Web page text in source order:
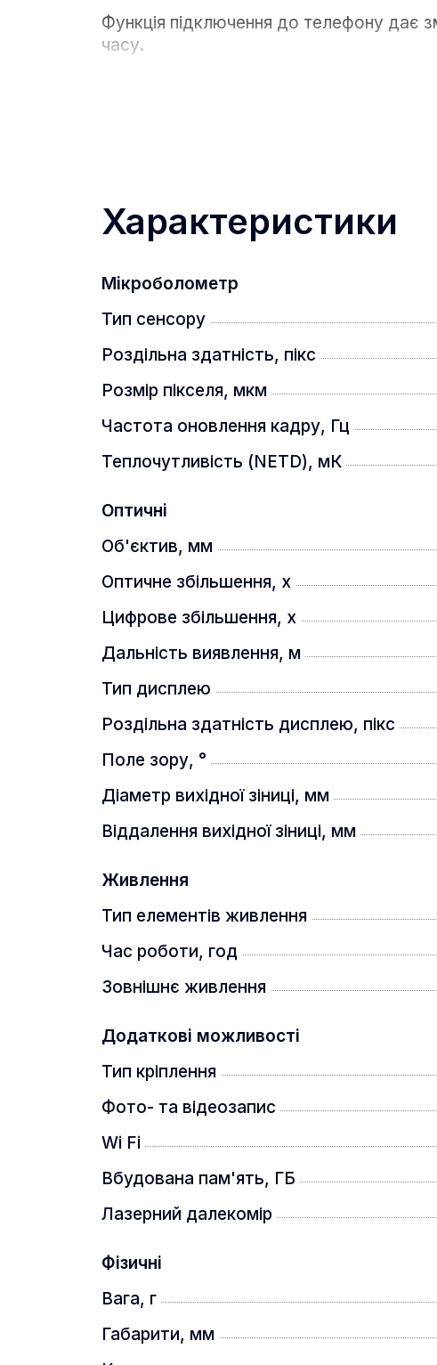
Функція підключення до телефону дає
часу.
дикою природою, рятувальні операції,
Далекомір із балістичним
Двофокальний об'єктив (моделі 360,
Для виявлення можна використовувати
Автоматична пристрілка
Характеристики
Мікроболометр
Тип сенсору
Роздільна здатність, пікс
Розмір пікселя, мкм
Частота оновлення кадру, Гц
Теплочутливість (NETD), мК
Оптичні
Об'єктив, мм
Оптичне збільшення, x
Цифрове збільшення, x
Дальність виявлення, м
Тип дисплею
Роздільна здатність дисплею, пікс
Поле зору, °
Діаметр вихідної зіниці, мм
Віддалення вихідної зіниці, мм
Живлення
Тип елементів живлення
Час роботи, год
Зовнішнє живлення
Додаткові можливості
Тип кріплення
Фото- та відеозапис
Wi Fi
Вбудована пам'ять, ГБ
Лазерний далекомір
Фізичні
Вага, г
Габарити, мм